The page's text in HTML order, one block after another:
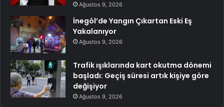
Ağustos 9, 2026
İnegöl’de Yangın Çıkartan Eski Eş
Yakalanıyor
Ağustos 9, 2026
Trafik ışıklarında kart okutma dönemi
başladı: Geçiş süresi artık kişiye göre
değişiyor
Ağustos 9, 2026